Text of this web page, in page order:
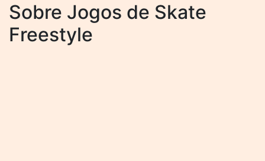
Sobre Jogos de Skate
Freestyle